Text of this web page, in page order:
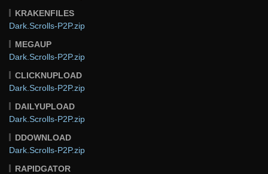
KRAKENFILES
Dark.Scrolls-P2P.zip
MEGAUP
Dark.Scrolls-P2P.zip
CLICKNUPLOAD
Dark.Scrolls-P2P.zip
DAILYUPLOAD
Dark.Scrolls-P2P.zip
DDOWNLOAD
Dark.Scrolls-P2P.zip
RAPIDGATOR